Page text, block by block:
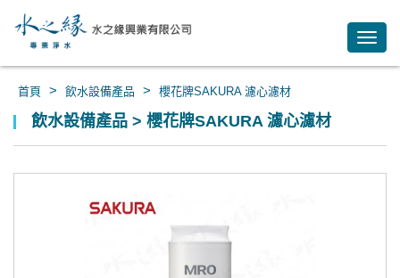
首頁 > 飲水設備產品 > 櫻花牌SAKURA 濾心濾材
飲水設備產品 > 櫻花牌SAKURA 濾心濾材